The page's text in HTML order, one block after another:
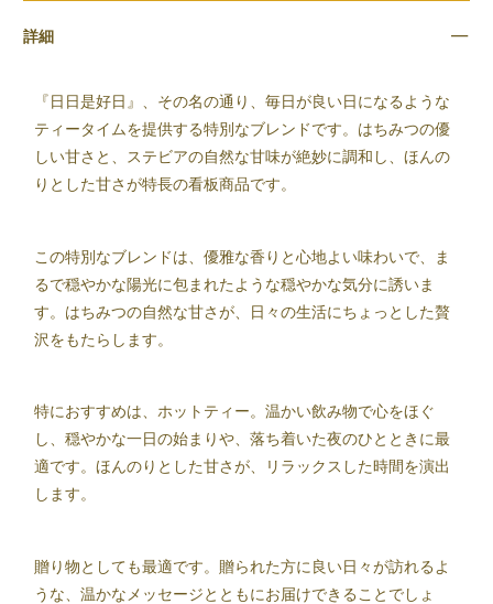
詳細
『日日是好日』、その名の通り、毎日が良い日になるような
ティータイムを提供する特別なブレンドです。はちみつの優
しい甘さと、ステビアの自然な甘味が絶妙に調和し、ほんの
りとした甘さが特長の看板商品です。
この特別なブレンドは、優雅な香りと心地よい味わいで、ま
るで穏やかな陽光に包まれたような穏やかな気分に誘いま
す。はちみつの自然な甘さが、日々の生活にちょっとした贅
沢をもたらします。
特におすすめは、ホットティー。温かい飲み物で心をほぐ
し、穏やかな一日の始まりや、落ち着いた夜のひとときに最
適です。ほんのりとした甘さが、リラックスした時間を演出
します。
贈り物としても最適です。贈られた方に良い日々が訪れるよ
うな、温かなメッセージとともにお届けできることでしょ